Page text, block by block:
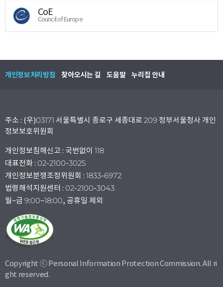
CoE
Council of Europe
개인정보처리방침 찾아오시는 길 도움말 누리집 안내
주소 : (우)03171 서울특별시 종로구 세종대로 209 정부서울청사 개인
정보보호위원회
개인정보침해신고 : 국번없이 118
대표전화 : 02-2100-3025
개인정보분쟁조정위원회 : 1833-6972
법령해석지원센터 : 02-2100-3043
월~금 9:00~18:00, 공휴일 제외
Copyright ⓒ Personal Information Protection Commission. All ri
ght reserved.